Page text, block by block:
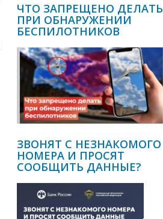
ЧТО ЗАПРЕЩЕНО ДЕЛАТЬ
ПРИ ОБНАРУЖЕНИИ
БЕСПИЛОТНИКОВ
ЗВОНЯТ С НЕЗНАКОМОГО
НОМЕРА И ПРОСЯТ
СООБЩИТЬ ДАННЫЕ?